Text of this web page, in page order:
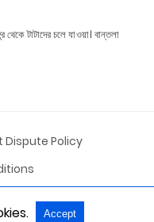
টাটাদের চলে যাওয়া। বান্তলা
Dispute Policy
AMP Version
Accept